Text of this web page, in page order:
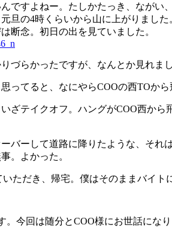
ですよねー。たしかたっき、ながい
旦の4時くらいから山に上がりました
断念。初日の出を見ていました。
づらかったですが、なんとか見れまし
ってると、なにやらCOOの西TOか
ざテイクオフ。ハングがCOO西か
バーして道路に降りたような、そ
。よかった。
ただき、帰宅。僕はそのままバイト
今回は随分とCOO様にお世話になり